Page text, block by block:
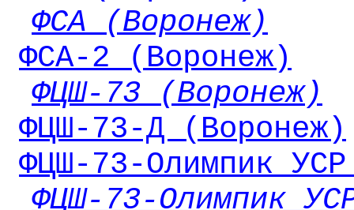
ФСА (Воронеж)
ФСА-2 (Воронеж)
ФЦШ-73 (Воронеж)
ФЦШ-73-Д (Воронеж)
ФЦШ-73-Олимпик
ФЦШ-73-Олимпик